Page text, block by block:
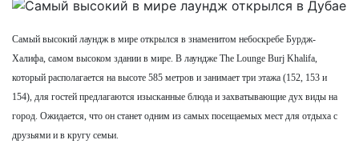
Самый высокий лаундж в мире открылся в знаменитом небоскребе Бурдж-
Халифа, самом высоком здании в мире. В лаундже The Lounge Burj Khalifa,
который располагается на высоте 585 метров и занимает три этажа (152, 153 и
154), для гостей предлагаются изысканные блюда и захватывающие дух виды на
город. Ожидается, что он станет одним из самых посещаемых мест для отдыха с
друзьями и в кругу семьи.